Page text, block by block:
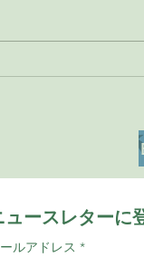
して真冬
いつのま
ュースレターに
ルアドレス